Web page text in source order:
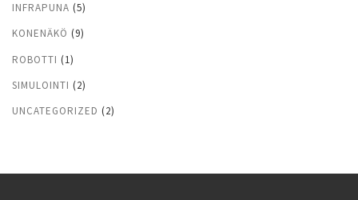
INFRAPUNA (5)
KONENÄKÖ (9)
ROBOTTI (1)
SIMULOINTI (2)
UNCATEGORIZED (2)